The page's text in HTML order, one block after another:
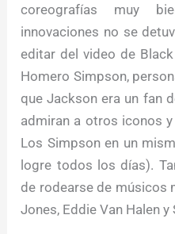
coreografías muy
innovaciones no se
editar del video de
Homero Simpson,
que Jackson era un fan
admiran a otros iconos
Los Simpson en un
logre todos los días).
de rodearse de músicos
Jones, Eddie Van Halen y